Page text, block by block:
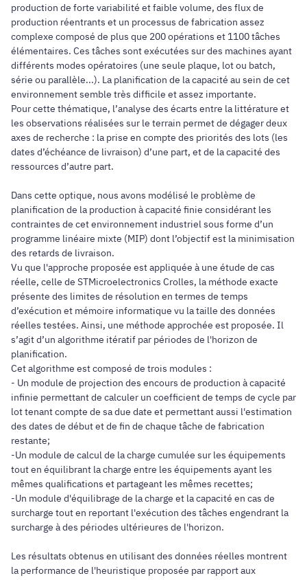
production de forte variabilité et faible volume, des flux de
production réentrants et un processus de fabrication assez
complexe composé de plus que 200 opérations et 1100 tâches
élémentaires. Ces tâches sont exécutées sur des machines ayant
différents modes opératoires (une seule plaque, lot ou batch,
série ou parallèle...). La planification de la capacité au sein de cet
environnement semble très difficile et assez importante.
Pour cette thématique, l’analyse des écarts entre la littérature et
les observations réalisées sur le terrain permet de dégager deux
axes de recherche : la prise en compte des priorités des lots (les
dates d’échéance de livraison) d’une part, et de la capacité des
ressources d’autre part.
Dans cette optique, nous avons modélisé le problème de
planification de la production à capacité finie considérant les
contraintes de cet environnement industriel sous forme d’un
programme linéaire mixte (MIP) dont l’objectif est la minimisation
des retards de livraison.
Vu que l'approche proposée est appliquée à une étude de cas
réelle, celle de STMicroelectronics Crolles, la méthode exacte
présente des limites de résolution en termes de temps
d’exécution et mémoire informatique vu la taille des données
réelles testées. Ainsi, une méthode approchée est proposée. Il
s’agit d’un algorithme itératif par périodes de l'horizon de
planification.
Cet algorithme est composé de trois modules :
- Un module de projection des encours de production à capacité
infinie permettant de calculer un coefficient de temps de cycle par
lot tenant compte de sa due date et permettant aussi l'estimation
des dates de début et de fin de chaque tâche de fabrication
restante;
-Un module de calcul de la charge cumulée sur les équipements
tout en équilibrant la charge entre les équipements ayant les
mêmes qualifications et partageant les mêmes recettes;
-Un module d'équilibrage de la charge et la capacité en cas de
surcharge tout en reportant l'exécution des tâches engendrant la
surcharge à des périodes ultérieures de l'horizon.
Les résultats obtenus en utilisant des données réelles montrent
la performance de l'heuristique proposée par rapport aux